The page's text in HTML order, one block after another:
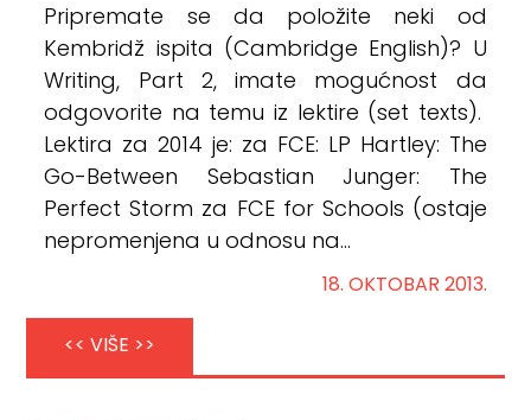
Pripremate se da položite neki od
Kembridž ispita (Cambridge English)? U
Writing, Part 2, imate mogućnost da
odgovorite na temu iz lektire (set texts).
Lektira za 2014 je: za FCE: LP Hartley: The
Go-Between Sebastian Junger: The
Perfect Storm za FCE for Schools (ostaje
nepromenjena u odnosu na...
18. OKTOBAR 2013.
<< VIŠE >>